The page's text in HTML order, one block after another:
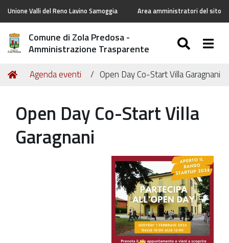
Unione Valli del Reno Lavino Samoggia Area amministratori del sito
Comune di Zola Predosa -
Amministrazione Trasparente
Tu
Home
Agenda eventi Open Day Co-Start Villa Garagnani
Open Day Co-Start Villa
Garagnani
https://old.comune.zolapredosa.bo.it/events/open-